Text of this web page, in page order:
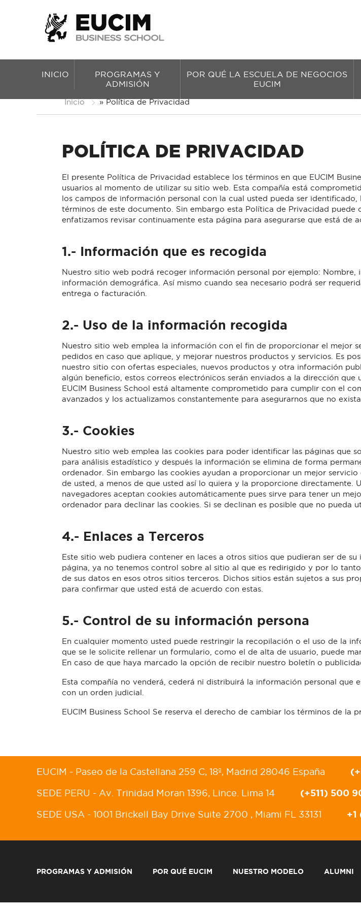
INICIO
PROGRAMAS Y
ADMISIÓN
POR QUÉ LA ESCUELA DE NEGOCIOS
EUCIM
Inicio »Política de Privacidad
POLÍTICA DE PRIVACIDAD
El presente Política de Privacidad establece los términos en que EUCIM
usuarios al momento de utilizar su sitio web. Esta compañía está
los campos de información personal con la cual usted pueda ser
términos de este documento. Sin embargo esta Política de Privacidad
enfatizamos revisar continuamente esta página para asegurarse que está de
1.- Información que es recogida
Nuestro sitio web podrá recoger información personal por ejemplo:
información demográfica. Así mismo cuando sea necesario podrá ser
entrega o facturación.
2.- Uso de la información recogida
Nuestro sitio web emplea la información con el fin de proporcionar el mejor
pedidos en caso que aplique, y mejorar nuestros productos y servicios. Es
nuestro sitio con ofertas especiales, nuevos productos y otra información
algún beneficio, estos correos electrónicos serán enviados a la dirección
EUCIM Business School está altamente comprometido para cumplir con el
avanzados y los actualizamos constantemente para asegurarnos que no
3.- Cookies
Nuestro sitio web emplea las cookies para poder identificar las páginas que
para análisis estadístico y después la información se elimina de forma
ordenador. Sin embargo las cookies ayudan a proporcionar un mejor
de usted, a menos de que usted así lo quiera y la proporcione
navegadores aceptan cookies automáticamente pues sirve para tener un
ordenador para declinar las cookies. Si se declinan es posible que no pueda
4.- Enlaces a Terceros
Este sitio web pudiera contener en laces a otros sitios que pudieran ser de
página, ya no tenemos control sobre al sitio al que es redirigido y por lo
de sus datos en esos otros sitios terceros. Dichos sitios están sujetos a sus
para confirmar que usted está de acuerdo con estas.
5.- Control de su información persona
En cualquier momento usted puede restringir la recopilación o el uso de la
que se le solicite rellenar un formulario, como el de alta de usuario, puede
En caso de que haya marcado la opción de recibir nuestro boletín o
Esta compañía no venderá, cederá ni distribuirá la información personal que
con un orden judicial.
EUCIM Business School Se reserva el derecho de cambiar los términos de la
EUCIM - Paseo de la Castellana 259 C, 18º, Madrid 28046 España
SEDE PERU - Av. Trinidad Moran 1396, Lince. Lima 14 (+511) 500
SEDE USA - 1001 Brickell Bay Drive Suite 2700 , Miami FL 33131
PROGRAMAS Y ADMISIÓN POR QUÉ EUCIM NUESTRO MODELO ALUMNI